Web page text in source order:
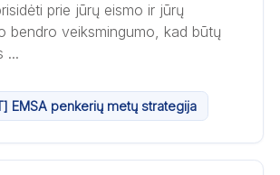
prie jūrų eismo ir jūrų
bendro veiksmingumo, kad būtų
...
EMSA penkerių metų strategija